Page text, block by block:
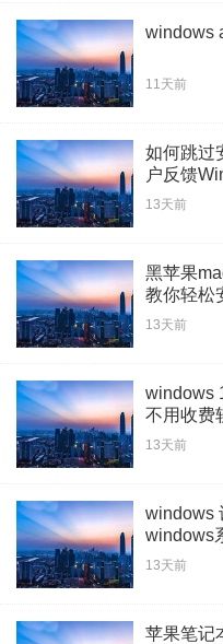
windows
11天前
如何跳过
户反馈
装
13天前
黑苹果
教你轻松
13天前
windows
不用收费
13天前
windows
windows
法
13天前
苹果笔记